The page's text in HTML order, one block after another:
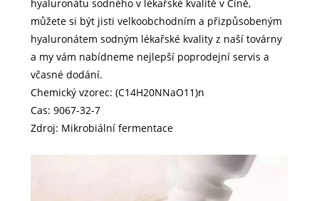
hyaluronátu sodného v lékařské kvalitě v Číně,
můžete si být jisti velkoobchodním a přizpůsobeným
hyaluronátem sodným lékařské kvality z naší továrny
a my vám nabídneme nejlepší poprodejní servis a
včasné dodání.
Chemický vzorec: (C14H20NNaO11)n
Cas: 9067-32-7
Zdroj: Mikrobiální fermentace